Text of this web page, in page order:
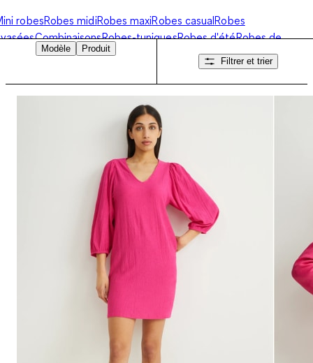
robesRobes midiRobes maxiRobes casualRobes
CombinaisonsRobes-tuniquesRobes d'étéRobes de
Robes fleuriesRobes de fêtes
Modèle
Produit
Filtrer et trier